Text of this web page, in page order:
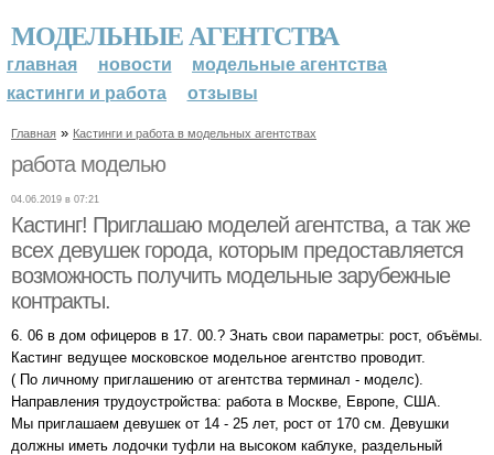
МОДЕЛЬНЫЕ АГЕНТСТВА
главная новости
модельные агентства
кастинги и работа
отзывы
Главная » Кастинги и работа в модельных агентствах
работа моделью
04.06.2019 в 07:21
Кастинг! Приглашаю моделей агентства, а так же
всех девушек города, которым предоставляется
возможность получить модельные зарубежные
контракты.
6. 06 в дом офицеров в 17. 00.? Знать свои параметры: рост, объёмы.
Кастинг ведущее московское модельное агентство проводит.
( По личному приглашению от агентства терминал - моделс).
Направления трудоустройства: работа в Москве, Европе, США.
Мы приглашаем девушек от 14 - 25 лет, рост от 170 см. Девушки
должны иметь лодочки туфли на высоком каблуке, раздельный